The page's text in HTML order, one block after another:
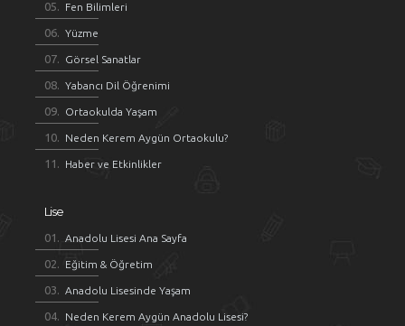
Fen Bilimleri
Yüzme
Görsel Sanatlar
Yabancı Dil Öğrenimi
Ortaokulda Yaşam
Neden Kerem Aygün Ortaokulu?
Haber ve Etkinlikler
Lise
Anadolu Lisesi Ana Sayfa
Eğitim & Öğretim
Anadolu Lisesinde Yaşam
Neden Kerem Aygün Anadolu Lisesi?